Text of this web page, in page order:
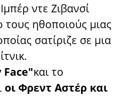
ντε Ζιβανσί
τους ηθοποιούς μιας
σατίριζε σε μια
Face"και το
οι Φρεντ Αστέρ και